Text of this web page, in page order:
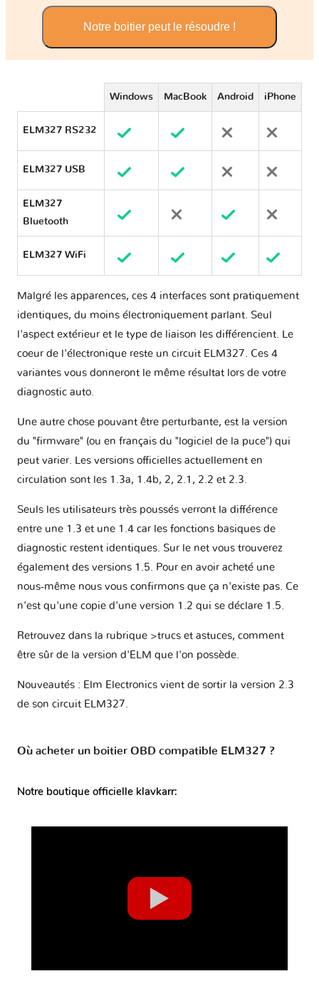
Notre boitier peut le résoudre !
Windows MacBook Android iPhone
ELM327 RS232
ELM327 USB
ELM327
Bluetooth
ELM327 WiFi
Malgré les apparences, ces 4 interfaces sont pratiquement
identiques, du moins électroniquement parlant. Seul
l'aspect extérieur et le type de liaison les différencient. Le
coeur de l'électronique reste un circuit ELM327. Ces 4
variantes vous donneront le même résultat lors de votre
diagnostic auto.
Une autre chose pouvant être perturbante, est la version
du "firmware" (ou en français du "logiciel de la puce") qui
peut varier. Les versions officielles actuellement en
circulation sont les 1.3a, 1.4b, 2, 2.1, 2.2 et 2.3.
Seuls les utilisateurs très poussés verront la différence
entre une 1.3 et une 1.4 car les fonctions basiques de
diagnostic restent identiques. Sur le net vous trouverez
également des versions 1.5. Pour en avoir acheté une
nous-même nous vous confirmons que ça n'existe pas. Ce
n'est qu'une copie d'une version 1.2 qui se déclare 1.5.
Retrouvez dans la rubrique >trucs et astuces, comment
être sûr de la version d'ELM que l'on possède.
Nouveautés : Elm Electronics vient de sortir la version 2.3
de son circuit ELM327.
Où acheter un boitier OBD compatible ELM327 ?
Notre boutique officielle klavkarr: